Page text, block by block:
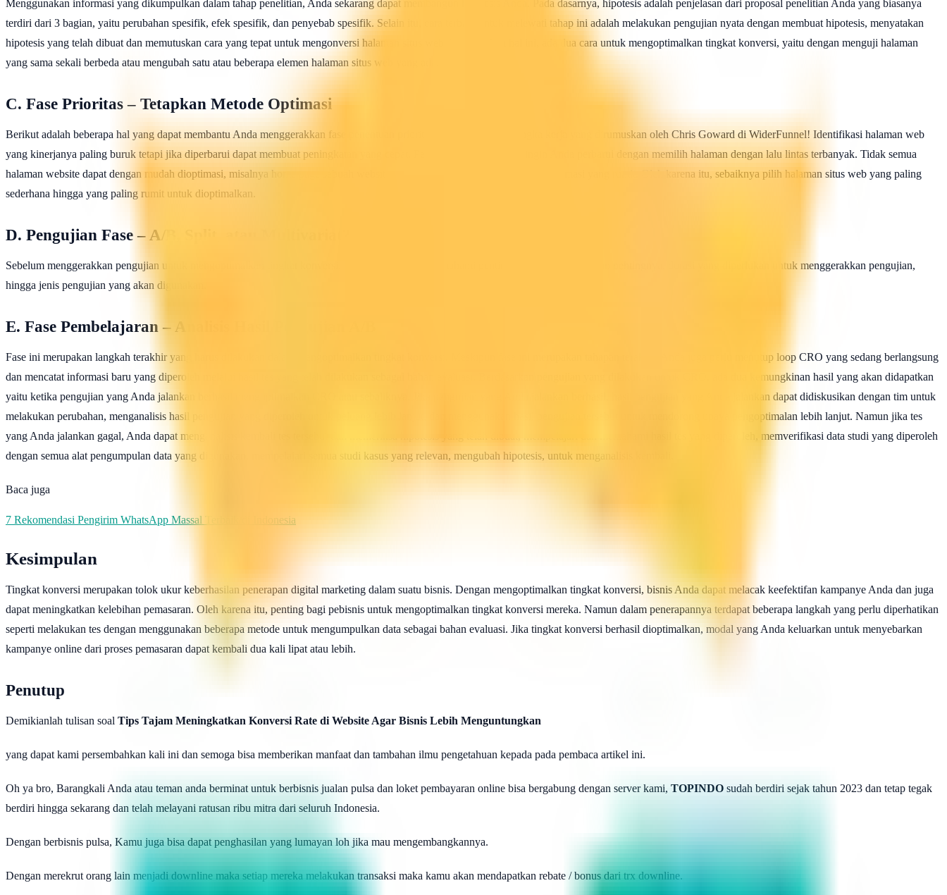
Menggunakan informasi yang dikumpulkan dalam tahap penelitian, Anda sekarang dapat membangun hipotesis Anda. Pada dasarnya, hipotesis adalah penjelasan dari proposal penelitian Anda yang biasanya
terdiri dari 3 bagian, yaitu perubahan spesifik, efek spesifik, dan penyebab spesifik. Selain itu, cara terbaik untuk melewati tahap ini adalah melakukan pengujian nyata dengan membuat hipotesis, menyatakan
hipotesis yang telah dibuat dan memutuskan cara yang tepat untuk mengonversi halaman situs web Anda. Dalam hal ini, ada dua cara untuk mengoptimalkan tingkat konversi, yaitu dengan menguji halaman
yang sama sekali berbeda atau mengubah satu atau beberapa elemen halaman situs web yang ada.
C. Fase Prioritas – Tetapkan Metode Optimasi
Berikut adalah beberapa hal yang dapat membantu Anda menggerakkan fase penentuan prioritas menggunakan kerangka kerja yang dirumuskan oleh Chris Goward di WiderFunnel! Identifikasi halaman web
yang kinerjanya paling buruk tetapi jika diperbarui dapat membuat peningkatan yang cepat. Persempit halaman yang ingin Anda perbarui dengan memilih halaman dengan lalu lintas terbanyak. Tidak semua
halaman website dapat dengan mudah dioptimasi, misalnya home page sebuah website e-commerce yang memiliki proses optimasi yang rumit. Oleh karena itu, sebaiknya pilih halaman situs web yang paling
sederhana hingga yang paling rumit untuk dioptimalkan.
D. Pengujian Fase – A/B, Split, atau Multivariat?
Sebelum menggerakkan pengujian untuk mengoptimalkan tingkat konversi, ada baiknya Anda memahami pentingnya statistik dan peran pentingnya, durasi yang diperlukan untuk menggerakkan pengujian,
hingga jenis pengujian yang akan digunakan.
E. Fase Pembelajaran – Analisis Hasil Pengujian A/B
Fase ini merupakan langkah terakhir yang harus dilakukan dalam mengoptimalkan tingkat konversi. Meskipun fase ini merupakan tahapan terakhir, Anda juga perlu menutup loop CRO yang sedang berlangsung
dan mencatat informasi baru yang diperoleh melalui hasil tes yang telah dilakukan sebagai bahan evaluasi. Berdasarkan pengujian yang dilakukan untuk CRO, ada dua kemungkinan hasil yang akan didapatkan
yaitu ketika pengujian yang Anda jalankan berhasil mengoptimalkan CRO atau sebaliknya. Jika pengujian yang Anda jalankan berhasil, hasil pengujian yang Anda jalankan dapat didiskusikan dengan tim untuk
melakukan perubahan, menganalisis hasil pengujian yang diperoleh untuk peluang lebih lanjut, dan menggunakan hasil pengujian tersebut untuk mendorong upaya pengoptimalan lebih lanjut. Namun jika tes
yang Anda jalankan gagal, Anda dapat menganalisis kembali tes tersebut dan memeriksa hipotesis yang telah dibuat, mempelajari dan memahami hasil tes yang diperoleh, memverifikasi data studi yang diperoleh
dengan semua alat pengumpulan data yang digunakan, mempelajari semua studi kasus yang relevan, mengubah hipotesis, untuk menganalisis kembali.
Baca juga
7 Rekomendasi Pengirim WhatsApp Massal Terbaik di Indonesia
Kesimpulan
Tingkat konversi merupakan tolok ukur keberhasilan penerapan digital marketing dalam suatu bisnis. Dengan mengoptimalkan tingkat konversi, bisnis Anda dapat melacak keefektifan kampanye Anda dan juga
dapat meningkatkan kelebihan pemasaran. Oleh karena itu, penting bagi pebisnis untuk mengoptimalkan tingkat konversi mereka. Namun dalam penerapannya terdapat beberapa langkah yang perlu diperhatikan
seperti melakukan tes dengan menggunakan beberapa metode untuk mengumpulkan data sebagai bahan evaluasi. Jika tingkat konversi berhasil dioptimalkan, modal yang Anda keluarkan untuk menyebarkan
kampanye online dari proses pemasaran dapat kembali dua kali lipat atau lebih.
Penutup
Demikianlah tulisan soal Tips Tajam Meningkatkan Konversi Rate di Website Agar Bisnis Lebih Menguntungkan
yang dapat kami persembahkan kali ini dan semoga bisa memberikan manfaat dan tambahan ilmu pengetahuan kepada pada pembaca artikel ini.
Oh ya bro, Barangkali Anda atau teman anda berminat untuk berbisnis jualan pulsa dan loket pembayaran online bisa bergabung dengan server kami, TOPINDO sudah berdiri sejak tahun 2023 dan tetap tegak
berdiri hingga sekarang dan telah melayani ratusan ribu mitra dari seluruh Indonesia.
Dengan berbisnis pulsa, Kamu juga bisa dapat penghasilan yang lumayan loh jika mau mengembangkannya.
Dengan merekrut orang lain menjadi downline maka setiap mereka melakukan transaksi maka kamu akan mendapatkan rebate / bonus dari trx downline.